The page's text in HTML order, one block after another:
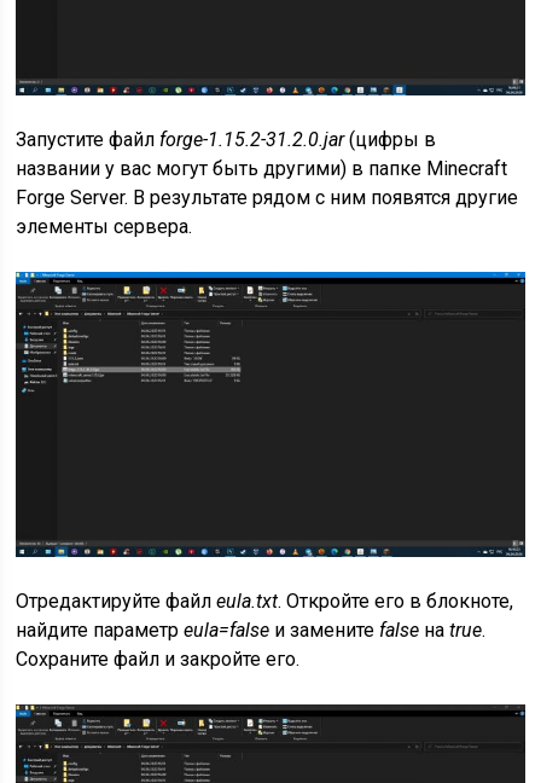
Запустите файл forge-1.15.2-31.2.0.jar(цифры в
названии у вас могут быть другими) в папке Minecraft
Forge Server. В результате рядом с ним появятся другие
элементы сервера.
Отредактируйте файлeula.txt. Откройте его в блокноте,
найдите параметрeula=false и замените false наtrue.
Сохраните файл и закройте его.